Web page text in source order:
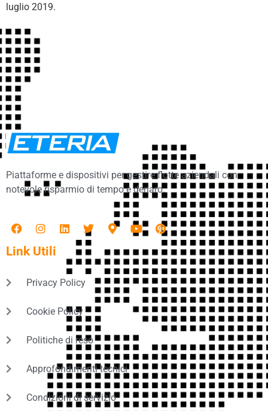
luglio 2019.
Piattaforme e dispositivi per gestire flotte aziendali con
notevole risparmio di tempo e denaro.
Link Utili
Privacy Policy
Cookie Policy
Politiche di reso
Approfondimenti tecnici
Condizioni di servizio